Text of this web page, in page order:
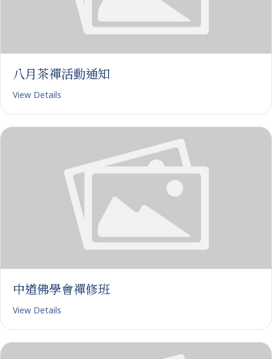
八月茶禪活動通知
View Details
中道佛學會禪修班
View Details